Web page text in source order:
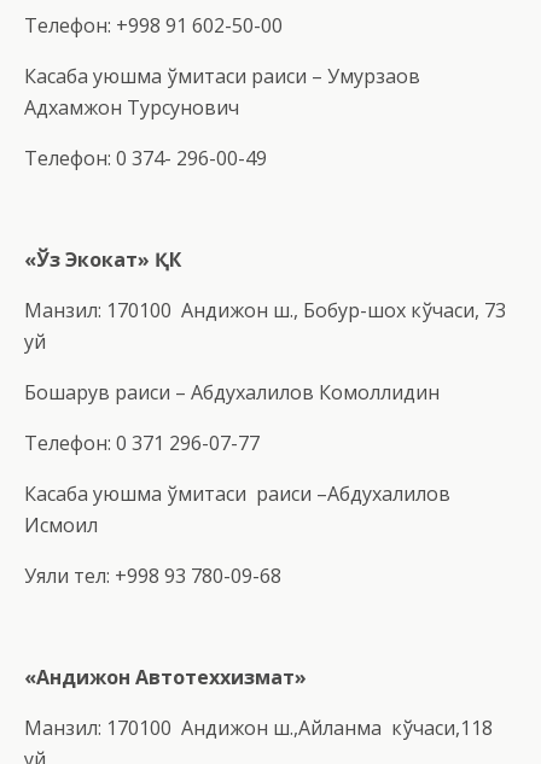
Телефон: +998 91 602-50-00
Касаба уюшма қўмитаси раиси – Умурзақов
Адхамжон Турсунович
Телефон: 0 374- 296-00-49
«Ўз Экокат» ҚК
Манзил: 170100 Андижон ш., Бобур-шох кўчаси, 73
уй
Бошқарув раиси – Абдухалилов Комоллидин
Телефон: 0 371 296-07-77
Касаба уюшма қўмитаси раиси –Абдухалилов
Исмоил
Уяли тел: +998 93 780-09-68
«Андижон Автотеххизмат»
Манзил: 170100 Андижон ш.,Айланма кўчаси,118